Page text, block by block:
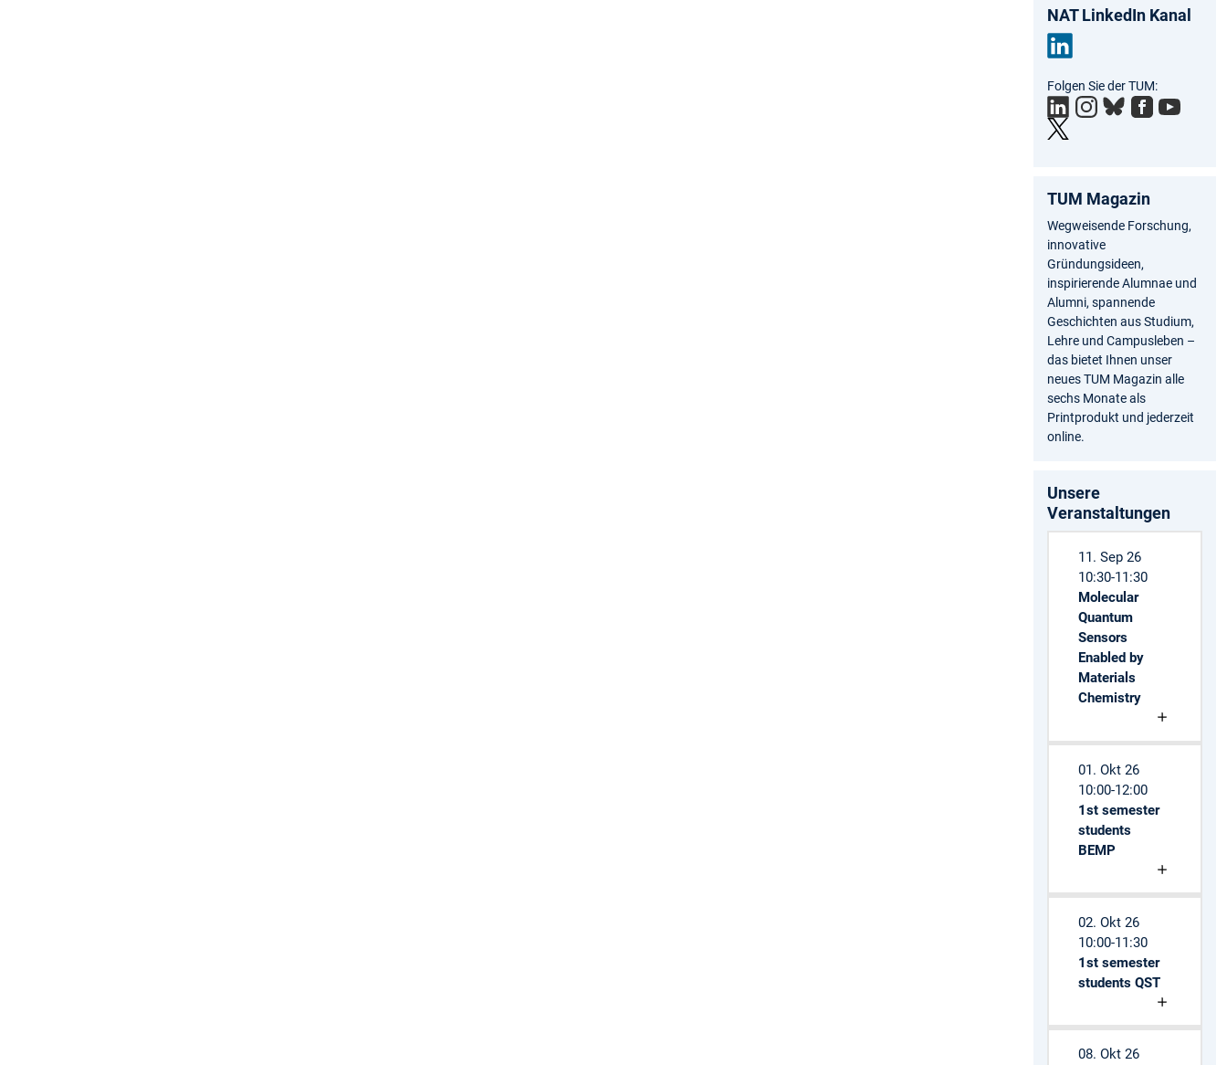
NAT LinkedIn Kanal
edIn
Folgen Sie der TUM:
TUM Magazin
Wegweisende Forschung,
innovative
Gründungsideen,
inspirierende Alumnae und
Alumni, spannende
Geschichten aus Studium,
Lehre und Campusleben –
das bietet Ihnen unser
neues TUM Magazin alle
sechs Monate als
Printprodukt und jederzeit
online.
Unsere
Veranstaltungen
11. Sep 26
10:30-11:30
Molecular
Quantum
Sensors
Enabled by
Materials
Chemistry
01. Okt 26
10:00-12:00
1st semester
students
BEMP
02. Okt 26
10:00-11:30
1st semester
students QST
08. Okt 26